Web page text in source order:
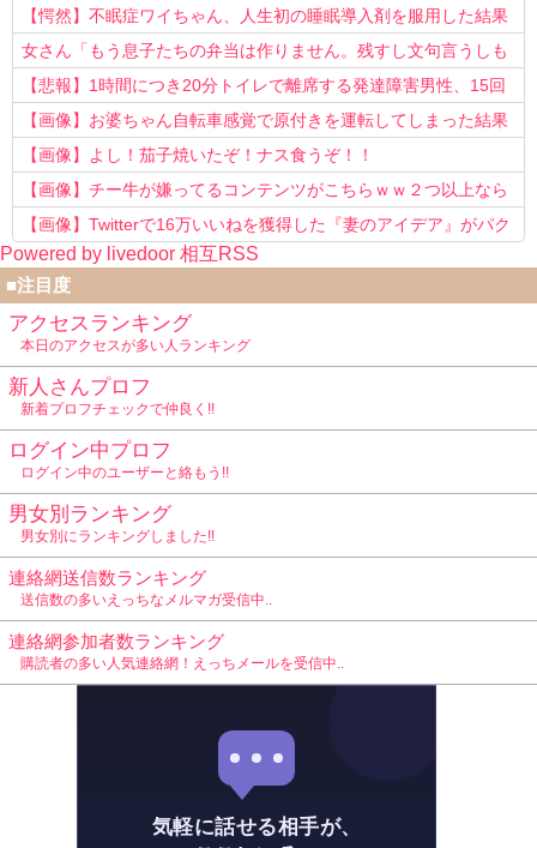
ン、クッソ可愛すぎるwwwwwww
【愕然】不眠症ワイちゃん、人生初の睡眠導入剤を服用した結果
ｗｗｗｗ
女さん「もう息子たちの弁当は作りません。残すし文句言うしも
う知らない！」
【悲報】1時間につき20分トイレで離席する発達障害男性、15回
以上転職を重ねてしまう
【画像】お婆ちゃん自転車感覚で原付きを運転してしまった結果
www
【画像】よし！茄子焼いたぞ！ナス食うぞ！！
【画像】チー牛が嫌ってるコンテンツがこちらｗｗ２つ以上なら
確定ｗｗ
【画像】Twitterで16万いいねを獲得した『妻のアイデア』がパク
リで草www
Powered by livedoor 相互RSS
■注目度
アクセスランキング
本日のアクセスが多い人ランキング
新人さんプロフ
新着プロフチェックで仲良く!!
ログイン中プロフ
ログイン中のユーザーと絡もう!!
男女別ランキング
男女別にランキングしました!!
連絡網送信数ランキング
送信数の多いえっちなメルマガ受信中..
連絡網参加者数ランキング
購読者の多い人気連絡網！えっちメールを受信中..
気軽に話せる相手が、